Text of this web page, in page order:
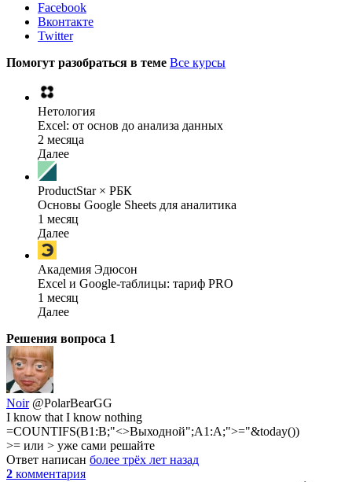
Facebook
Вконтакте
Twitter
Помогут разобраться в теме Все курсы
Нетология
Excel: от основ до анализа данных
2 месяца
Далее
ProductStar × РБК
Основы Google Sheets для аналитика
1 месяц
Далее
Академия Эдюсон
Excel и Google-таблицы: тариф PRO
1 месяц
Далее
Решения вопроса 1
Noir @PolarBearGG
I know that I know nothing
=COUNTIFS(B1:B;"<>Выходной";A1:A;">="&today())
>= или > уже сами решайте
Ответ написан более трёх лет назад
2 комментария